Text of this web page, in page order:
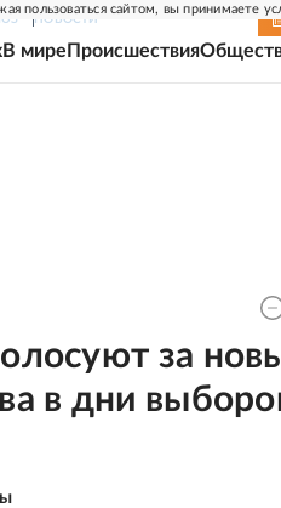
пользоваться сайтом, вы принимаете
НОВОСТИ
В мире Происшествия
за
в дни